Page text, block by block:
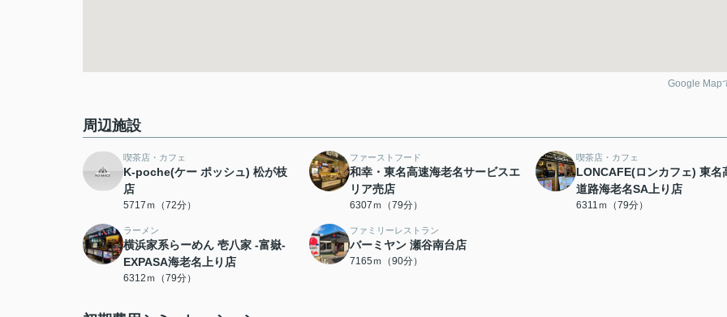
Google Map
周辺施設
喫茶店・カフェ
K-poche(ケー ポッシュ) 松が枝
店
5717ｍ（72分）
ファーストフード
和幸・東名高速海老名サービスエ
リア売店
6307ｍ（79分）
喫茶店・カフェ
LONCAFE(ロンカフェ) 東名
道路海老名SA上り店
6311ｍ（79分）
ラーメン
横浜家系らーめん 壱八家 -富嶽-
EXPASA海老名上り店
6312ｍ（79分）
ファミリーレストラン
バーミヤン 瀬谷南台店
7165ｍ（90分）